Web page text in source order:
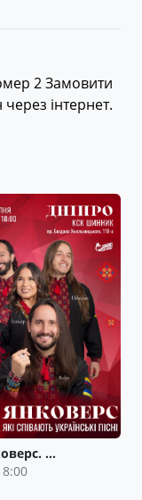
2 Замовити
інтернет.
…